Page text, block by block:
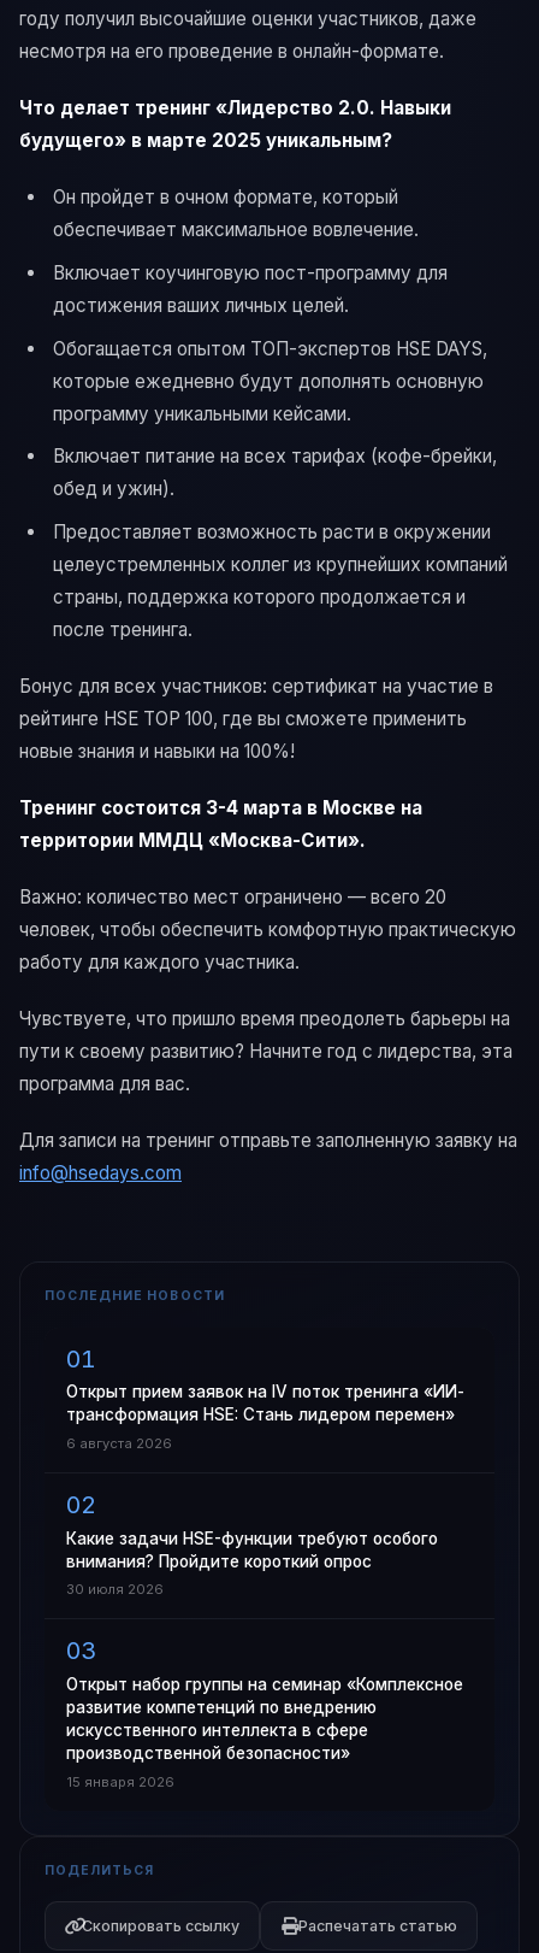
году получил высочайшие оценки участников, даже
несмотря на его проведение в онлайн-формате.
Что делает тренинг «Лидерство 2.0. Навыки
будущего» в марте 2025 уникальным?
Он пройдет в очном формате, который
обеспечивает максимальное вовлечение.
Включает коучинговую пост-программу для
достижения ваших личных целей.
Обогащается опытом ТОП-экспертов HSE DAYS,
которые ежедневно будут дополнять основную
программу уникальными кейсами.
Включает питание на всех тарифах (кофе-брейки,
обед и ужин).
Предоставляет возможность расти в окружении
целеустремленных коллег из крупнейших компаний
страны, поддержка которого продолжается и
после тренинга.
Бонус для всех участников: сертификат на участие в
рейтинге HSE TOP 100, где вы сможете применить
новые знания и навыки на 100%!
Тренинг состоится 3-4 марта в Москве на
территории ММДЦ «Москва-Сити».
Важно: количество мест ограничено — всего 20
человек, чтобы обеспечить комфортную практическую
работу для каждого участника.
Чувствуете, что пришло время преодолеть барьеры на
пути к своему развитию? Начните год с лидерства, эта
программа для вас.
Для записи на тренинг отправьте заполненную заявку на
info@hsedays.com
ПОСЛЕДНИЕ НОВОСТИ
Открыт прием заявок на IV поток тренинга «ИИ-
трансформация HSE: Стань лидером перемен»
6 августа 2026
Какие задачи HSE-функции требуют особого
внимания? Пройдите короткий опрос
30 июля 2026
Открыт набор группы на семинар «Комплексное
развитие компетенций по внедрению
искусственного интеллекта в сфере
производственной безопасности»
15 января 2026
ПОДЕЛИТЬСЯ
Скопировать ссылку Распечатать статью